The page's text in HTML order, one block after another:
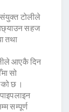
टोलीले
सहज
तथा
आएकै दिन
सो
छ ।
सम्पूर्ण